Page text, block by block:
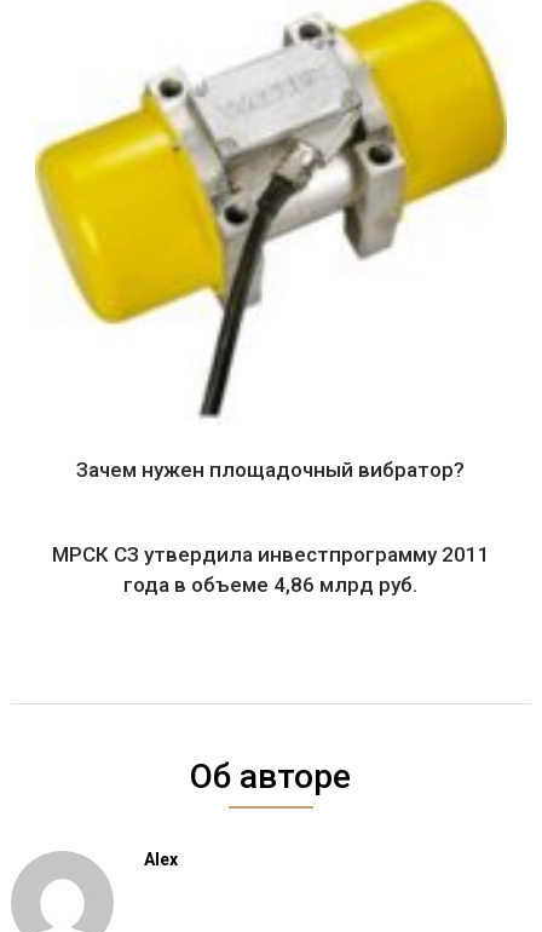
Зачем нужен площадочный вибратор?
МРСК СЗ утвердила инвестпрограмму 2011
года в объеме 4,86 млрд руб.
Об авторе
Alex